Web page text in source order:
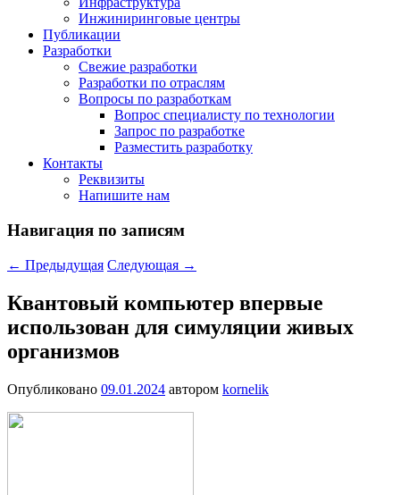
Инжиниринговые центры
Публикации
Разработки
Свежие разработки
Разработки по отраслям
Вопросы по разработкам
Вопрос специалисту по технологии
Запрос по разработке
Разместить разработку
Контакты
Реквизиты
Напишите нам
Навигация по записям
← Предыдущая Следующая →
Квантовый компьютер впервые
использован для симуляции живых
организмов
Опубликовано 09.01.2024 автором kornelik